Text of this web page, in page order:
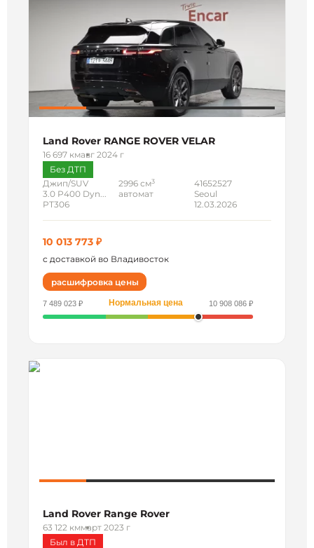
Land Rover RANGE ROVER VELAR
16 697 кмавг 2024 г
Без ДТП
Джип/SUV
3.0 P400 Dyn...
PT306
2996 см3
автомат
41652527
Seoul
12.03.2026
10 013 773 ₽
с доставкой во Владивосток
расшифровка цены
7 489 023 ₽ Нормальная цена 10 908 086 ₽
Land Rover Range Rover
63 122 кммарт 2023 г
Был в ДТП